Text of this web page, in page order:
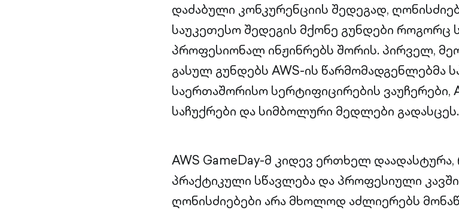
დაძაბული კონკურენციის შედეგად,
საუკეთესო შედეგის მქონე გუნდები როგორც
პროფესიონალ ინჟინრებს შორის. პირველ,
გასულ გუნდებს AWS-ის წარმომადგენლებმა
საერთაშორისო სერტიფიცირების ვაუჩერები,
საჩუქრები და სიმბოლური მედლები გადასცეს.
AWS GameDay-მ კიდევ ერთხელ
პრაქტიკული სწავლება და პროფესიული
ღონისძიებები არა მხოლოდ აძლიერებს